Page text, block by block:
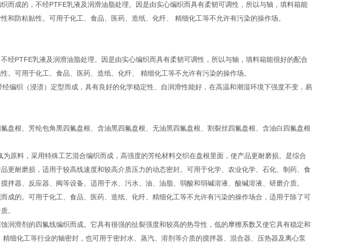
而成的，不经PTFE乳液及润滑油脂处理。因是由实心编织而具有柔韧可调性，所以与轴，填料箱能
和防粘贴性。可用于化工、食品、医药、造纸、化纤、 精细化工等不允许有污染的操作场。
经PTFE乳液及润滑油脂处理。因是由实心编织而具有柔韧可调性，所以与轴，填料箱能很好的配合
。可用于化工、食品、医药、造纸、化纤、 精细化工等不允许有污染的操作场。
编织（浸渍）定型而成，具有良好的化学稳定性、自润滑性能好，在高温和潮湿环境下强度不变，易
盘根、芳纶包角黑四氟盘根、含油黑四氟盘根、无油黑四氟盘根、割裂丝四氟盘根、含油白四氟盘根
原料，采用特殊工艺混合编织而成，高强度的芳纶材料交织在盘根里面，使产品更耐磨损。是综合
更耐磨损，适用于较高线速度和较高介质压力的动态密封。可用于化学、农业化学、石化、制药、食
拌器、反应器、阀等设备。适用于水、污水、油、油脂、弱酸和弱碱溶液、酸碱溶液、研磨介质。
成的。可用于化工、食品、医药、造纸、化纤、精细化工等不允许有污染的操作场合，适用于除了可
。
润滑剂的四氟线编织而成。它具有很强的扯裂强度和较高的热导性，低的摩檫系数又使它具有稳定和
细化工等行业的轴密封，也可用于密封水、蒸汽、溶剂等介质的搅拌器、混合器、压热器及离心泵